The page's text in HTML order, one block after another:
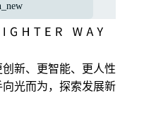
新、更智能、更人性
光而为，探索发展新